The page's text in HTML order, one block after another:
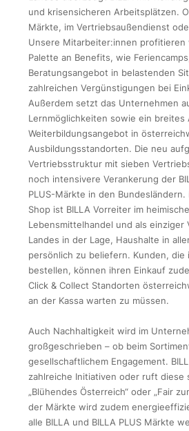
und krisensicheren Arbeitsplätzen.
Märkte, im Vertriebsaußendienst
Unsere Mitarbeiter:innen profitieren
Palette an Benefits, wie
Beratungsangebot in belastenden
zahlreichen Vergünstigungen bei
Außerdem setzt das Unternehmen
Lernmöglichkeiten sowie ein breites
Weiterbildungsangebot in
Ausbildungsstandorten. Die neu
Vertriebsstruktur mit sieben
noch intensivere Verankerung der
PLUS-Märkte in den
Shop ist BILLA Vorreiter im
Lebensmittelhandel und als einziger
Landes in der Lage, Haushalte in
persönlich zu beliefern. Kunden, die
bestellen, können ihren Einkauf
Click & Collect Standorten
an der Kassa warten zu müssen.
Auch Nachhaltigkeit wird im
großgeschrieben – ob beim
gesellschaftlichem Engagement.
zahlreiche Initiativen oder ruft diese
„Blühendes Österreich“ oder „Fair
der Märkte wird zudem
alle BILLA und BILLA PLUS Märkte